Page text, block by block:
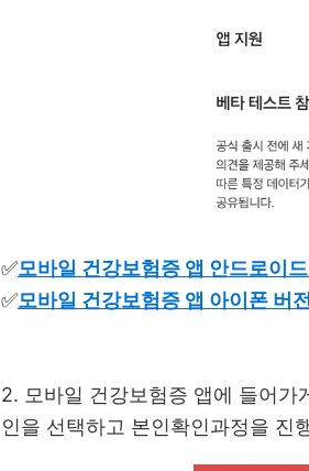
✅모바일 건강보험증 앱 안드로이
✅모바일 건강보험증 앱 아이폰 버
2. 모바일 건강보험증 앱에 들어가
인을 선택하고 본인확인과정을 진